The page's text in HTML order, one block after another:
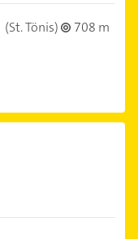
(St. Tönis)
708 m